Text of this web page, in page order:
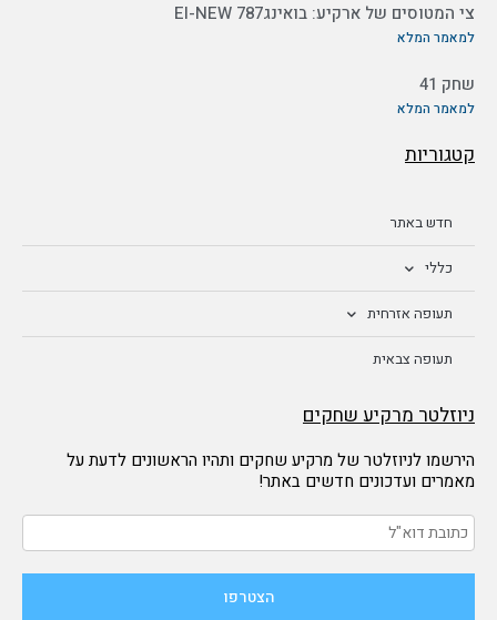
צי המטוסים של ארקיע: בואינג787 EI-NEW
למאמר המלא
שחק 41
למאמר המלא
קטגוריות
חדש באתר
כללי
תעופה אזרחית
תעופה צבאית
ניוזלטר מרקיע שחקים
הירשמו לניוזלטר של מרקיע שחקים ותהיו הראשונים לדעת על
מאמרים ועדכונים חדשים באתר!